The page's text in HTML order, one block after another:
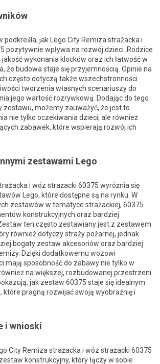
podkreśla, jak Lego City Remiza strażacka i
pozytywnie wpływa na rozwój dzieci. Rodzice
wykonania klocków oraz ich łatwość w
że budowa staje się przyjemnością. Opinie na
często dotyczą także wszechstronności
tworzenia własnych scenariuszy do
jego wartość rozrywkową. Dodając do tego
zestawu, możemy zauważyć, że jest to
nie tylko oczekiwania dzieci, ale również
zabawek, które wspierają rozwój ich
zestawami Lego
i wóz strażacki 60375 wyróżnia się
Lego, które dostępne są na rynku. W
zestawów w tematyce strażackiej, 60375
konstrukcyjnych oraz bardziej
ten często zestawiany jest z zestawem
również dotyczy straży pożarnej, jednak
bogaty zestaw akcesoriów oraz bardziej
Dzięki dodatkowemu wozowi
mają sposobność do zabawy nie tylko w
na większej, rozbudowanej przestrzeni.
jak zestaw 60375 staje się idealnym
które pragną rozwijać swoją wyobraźnię i
i wnioski
City Remiza strażacka i wóz strażacki 60375
konstrukcyjny, który łączy w sobie